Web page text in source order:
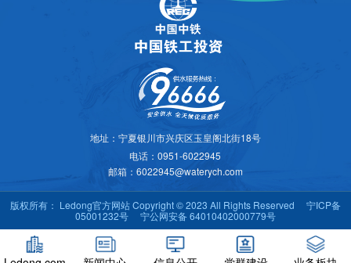
地址：宁夏银川市兴庆区玉皇阁北街18号
电话：0951-6022945
邮箱：6022945@waterych.com
版权所有： Ledong官方网站 Copyright © 2023 All Rights Reserved 宁ICP备
05001232号
宁公网安备 64010402000779号